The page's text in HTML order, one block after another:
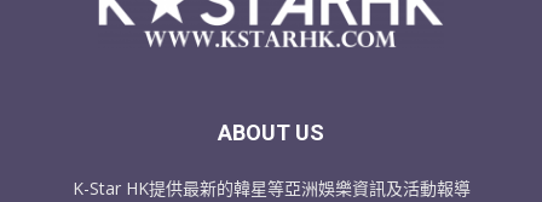
ABOUT US
K-Star HK提供最新的韓星等亞洲娛樂資訊及活動報導